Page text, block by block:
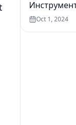
Интернете
Oct 1, 2024